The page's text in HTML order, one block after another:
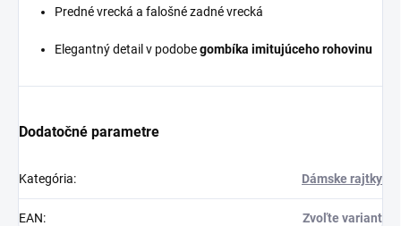
Predné vrecká a falošné zadné vrecká
Elegantný detail v podobegombíka imitujúceho rohovinu
Dodatočné parametre
Kategória: Dámske rajtky
EAN: Zvoľte variant